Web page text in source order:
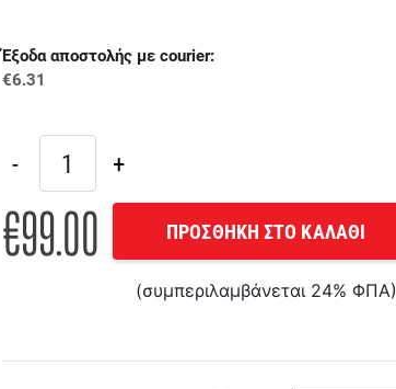
Έξοδα αποστολής με courier:
€6.31
€99.00 ΠΡΟΣΘΗΚΗ ΣΤΟ ΚΑΛΑΘΙ
(συμπεριλαμβάνεται 24% ΦΠΑ)